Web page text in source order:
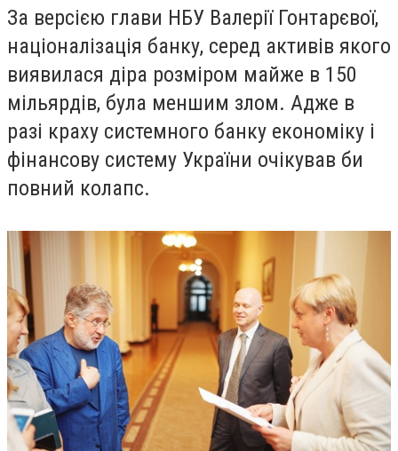
За версією глави НБУ Валерії Гонтарєвої,
націоналізація банку, серед активів якого
виявилася діра розміром майже в 150
мільярдів, була меншим злом. Адже в
разі краху системного банку економіку і
фінансову систему України очікував би
повний колапс.